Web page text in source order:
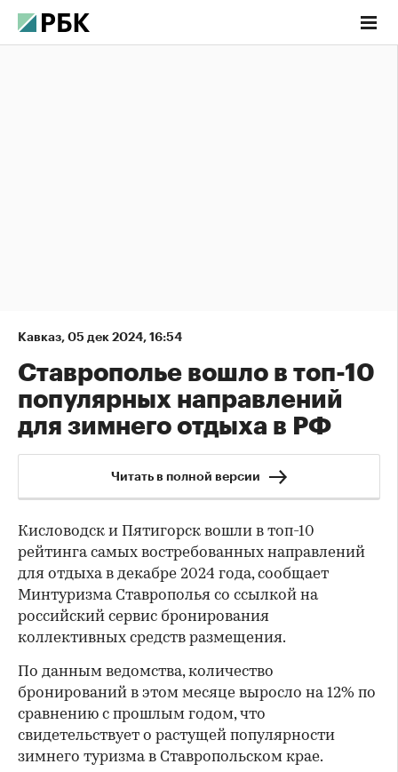
Кавказ, 05 дек 2024, 16:54
Ставрополье вошло в топ-10
популярных направлений
для зимнего отдыха в РФ
Читать в полной версии
Кисловодск и Пятигорск вошли в топ-10
рейтинга самых востребованных направлений
для отдыха в декабре 2024 года, сообщает
Минтуризма Ставрополья со ссылкой на
российский сервис бронирования
коллективных средств размещения.
По данным ведомства, количество
бронирований в этом месяце выросло на 12% по
сравнению с прошлым годом, что
свидетельствует о растущей популярности
зимнего туризма в Ставропольском крае.